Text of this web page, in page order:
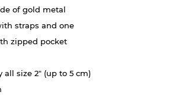
of gold metal
straps and one
zipped pocket
all size 2" (up to 5 cm)